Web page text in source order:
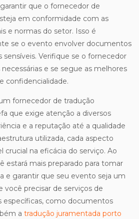
que o fornecedor de
em conformidade com as
e normas do setor. Isso é
se o evento envolver documentos
sensíveis. Verifique se o fornecedor
e se segue as melhores
confidencialidade.
fornecedor de tradução
que exige atenção a diversos
e a reputação até a qualidade
utilizada, cada aspecto
crucial na eficácia do serviço. Ao
estará mais preparado para tomar
e garantir que seu evento seja um
você precisar de serviços de
específicas, como documentos
a tradução juramentada porto